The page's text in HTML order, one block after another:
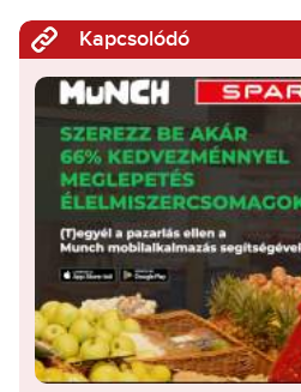
Kapcsolódó